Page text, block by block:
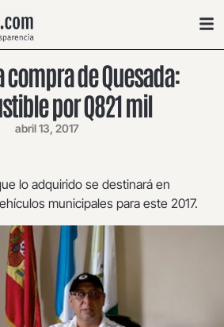
compra de Quesada:
por Q821 mil
abril 13, 2017
lo adquirido se destinará en
municipales para este 2017.